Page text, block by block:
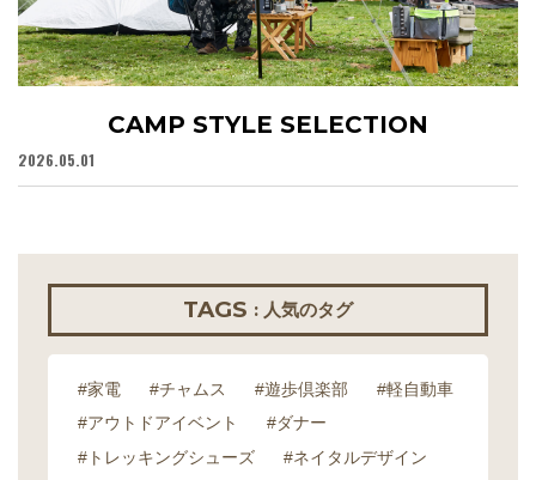
CAMP STYLE SELECTION
2026.05.01
TAGS : 人気のタグ
#家電 #チャムス #遊歩倶楽部
#軽自動車
#アウトドアイベント
#ダナー
#トレッキングシューズ
#ネイタルデザイン